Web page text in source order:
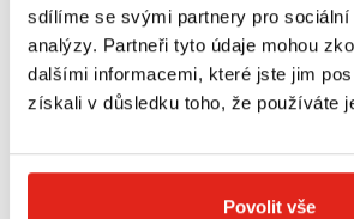
sdílíme se svými partnery pro sociální
analýzy. Partneři tyto údaje mohou
dalšími informacemi, které jste jim
získali v důsledku toho, že používáte
Povolit vše